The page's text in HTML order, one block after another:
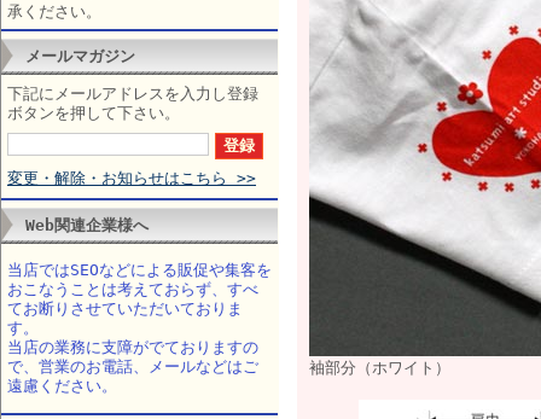
承ください。
メールマガジン
下記にメールアドレスを入力し登録
ボタンを押して下さい。
変更・解除・お知らせはこちら >>
Web関連企業様へ
当店ではSEOなどによる販促や集客を
おこなうことは考えておらず、すべ
てお断りさせていただいておりま
す。
当店の業務に支障がでておりますの
で、営業のお電話、メールなどはご
遠慮ください。
袖部分（ホワイト）